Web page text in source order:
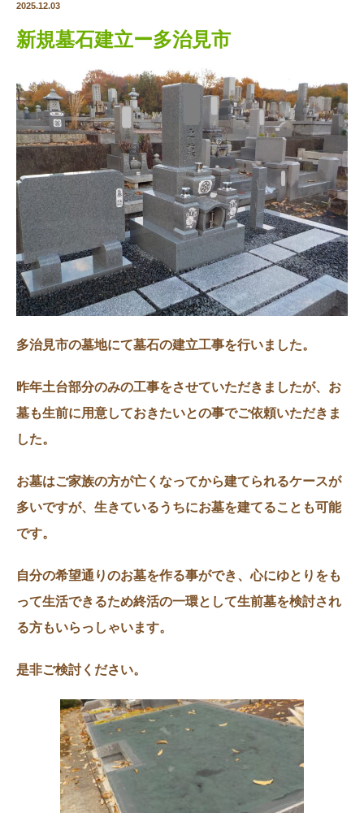
2025.12.03
新規墓石建立ー多治見市
多治見市の墓地にて墓石の建立工事を行いました。
昨年土台部分のみの工事をさせていただきましたが、お
墓も生前に用意しておきたいとの事でご依頼いただきま
した。
お墓はご家族の方が亡くなってから建てられるケースが
多いですが、生きているうちにお墓を建てることも可能
です。
自分の希望通りのお墓を作る事ができ、心にゆとりをも
って生活できるため終活の一環として生前墓を検討され
る方もいらっしゃいます。
是非ご検討ください。